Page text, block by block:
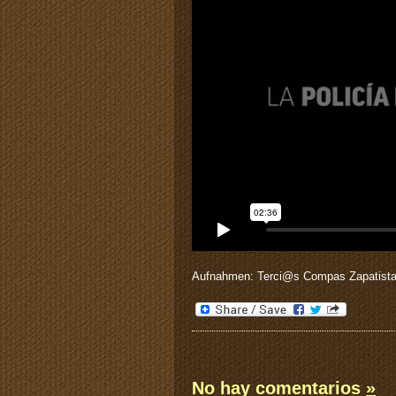
Aufnahmen: Terci@s Compas
No hay comentarios »